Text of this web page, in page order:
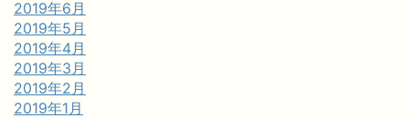
2019年6月
2019年5月
2019年4月
2019年3月
2019年2月
2019年1月